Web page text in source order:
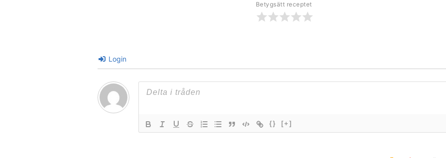
Betygsätt receptet
Login
{} [+]